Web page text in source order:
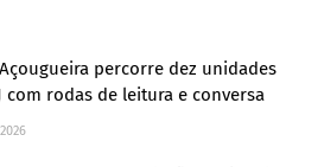
percorre dez unidades
com rodas de leitura e conversa